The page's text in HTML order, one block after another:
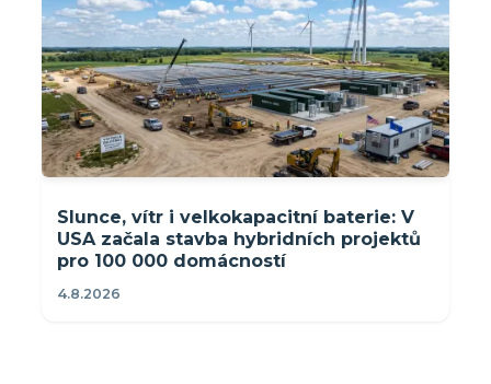
Slunce, vítr i velkokapacitní baterie: V
USA začala stavba hybridních projektů
pro 100 000 domácností
4.8.2026